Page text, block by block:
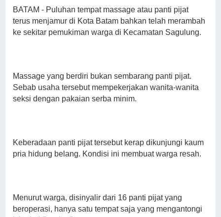
BATAM - Puluhan tempat massage atau panti pijat
terus menjamur di Kota Batam bahkan telah merambah
ke sekitar pemukiman warga di Kecamatan Sagulung.
Massage yang berdiri bukan sembarang panti pijat.
Sebab usaha tersebut mempekerjakan wanita-wanita
seksi dengan pakaian serba minim.
Keberadaan panti pijat tersebut kerap dikunjungi kaum
pria hidung belang. Kondisi ini membuat warga resah.
Menurut warga, disinyalir dari 16 panti pijat yang
beroperasi, hanya satu tempat saja yang mengantongi